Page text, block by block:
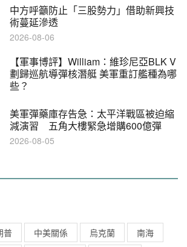
中方呼籲防止「三股勢力」借助新興技
術蔓延滲透
2026-08-06
【軍事博評】William：維珍尼亞BLK V
劃歸巡航導彈核潛艇 美軍重訂艦種為哪
些？
美軍彈藥庫存告急：太平洋戰區被迫縮
減演習 五角大樓緊急增購600億彈
2026-08-05
普 中美關係 烏克蘭
南海